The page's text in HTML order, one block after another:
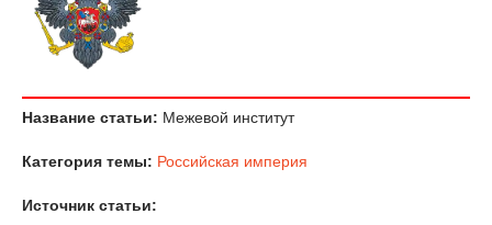
Название статьи: Межевой институт
Категория темы: Российская империя
Источник статьи: